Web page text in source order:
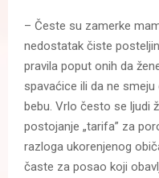
– Česte su zamerke
nedostatak čiste
pravila poput onih da
spavaćice ili da ne
bebu. Vrlo često se ljudi
postojanje „tarifa” za
razloga ukorenjenog
časte za posao koji